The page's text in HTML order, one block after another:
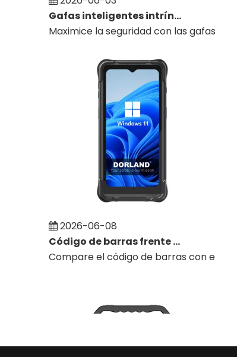
Maximice la seguridad con las gafas
Compare el código de barras con el